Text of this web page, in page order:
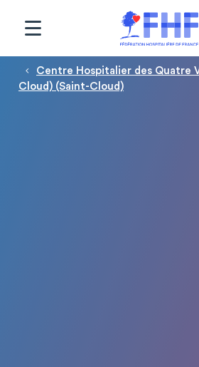
Fil d'Ariane
Centre Hospitalier des Quatre
Cloud) (Saint-Cloud)
Panneau de gestion des cookies